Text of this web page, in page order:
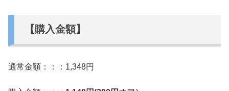
【購入金額】
通常金額：：：1,348円